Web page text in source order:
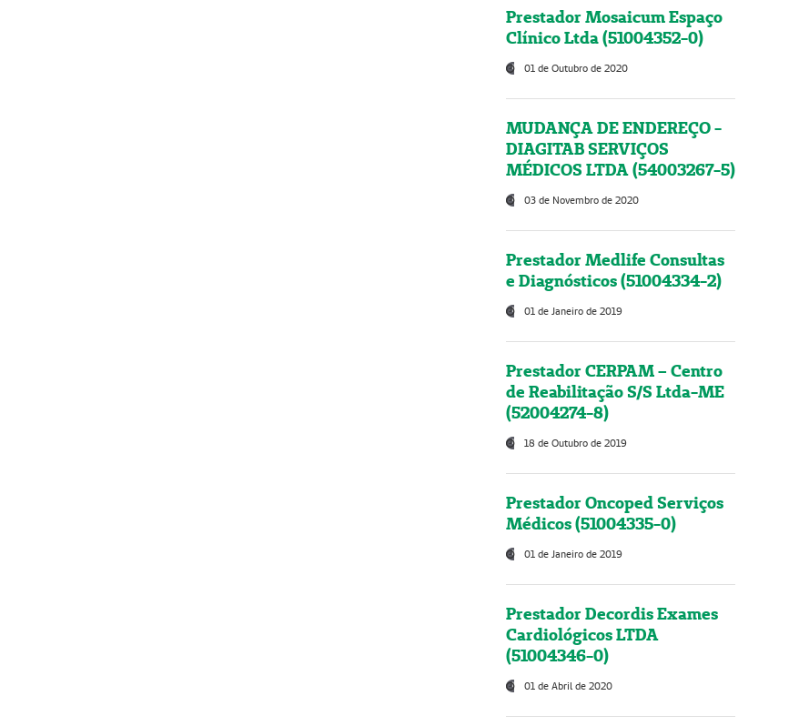
Prestador Mosaicum Espaço
Clínico Ltda (51004352-0)
01 de Outubro de 2020
MUDANÇA DE ENDEREÇO -
DIAGITAB SERVIÇOS
MÉDICOS LTDA (54003267-5)
03 de Novembro de 2020
Prestador Medlife Consultas
e Diagnósticos (51004334-2)
01 de Janeiro de 2019
Prestador CERPAM – Centro
de Reabilitação S/S Ltda-ME
(52004274-8)
18 de Outubro de 2019
Prestador Oncoped Serviços
Médicos (51004335-0)
01 de Janeiro de 2019
Prestador Decordis Exames
Cardiológicos LTDA
(51004346-0)
01 de Abril de 2020